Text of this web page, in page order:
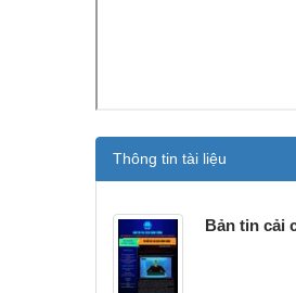
Thông tin tài liệu
Bản tin cải